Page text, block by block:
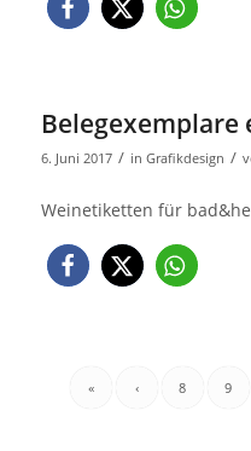
Belegexemplare
6. Juni 2017 / in Grafikdesign /
Weinetiketten für
« ‹ 8 9